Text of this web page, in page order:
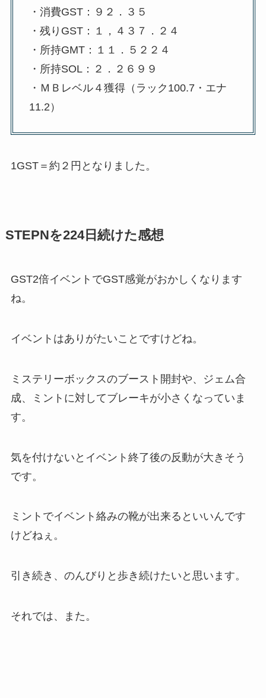
・消費GST：９２．３５
・残りGST：１，４３７．２４
・所持GMT：１１．５２２４
・所持SOL：２．２６９９
・ＭＢレベル４獲得（ラック100.7・エナ
11.2）
1GST＝約２円となりました。
STEPNを224日続けた感想
GST2倍イベントでGST感覚がおかしくなります
ね。
イベントはありがたいことですけどね。
ミステリーボックスのブースト開封や、ジェム合
成、ミントに対してブレーキが小さくなっていま
す。
気を付けないとイベント終了後の反動が大きそう
です。
ミントでイベント絡みの靴が出来るといいんです
けどねぇ。
引き続き、のんびりと歩き続けたいと思います。
それでは、また。